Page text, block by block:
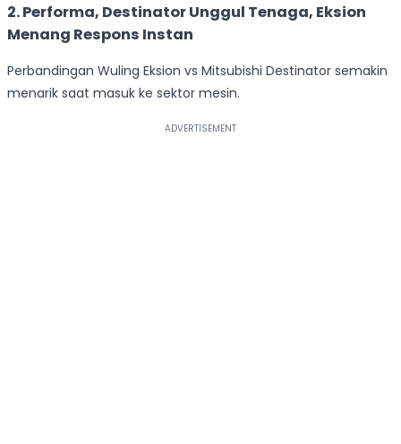
2. Performa, Destinator Unggul Tenaga, Eksion
Menang Respons Instan
Perbandingan Wuling Eksion vs Mitsubishi Destinator semakin
menarik saat masuk ke sektor mesin.